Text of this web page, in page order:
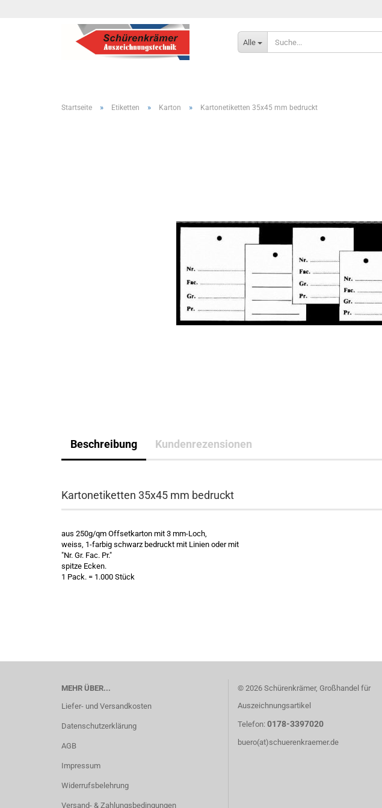
Alle
Startseite » Etiketten » Karton » Kartonetiketten 35x45 mm bedruckt
Beschreibung Kundenrezensionen
Kartonetiketten 35x45 mm bedruckt
aus 250g/qm Offsetkarton mit 3 mm-Loch,
weiss, 1-farbig schwarz bedruckt mit Linien oder mit
"Nr. Gr. Fac. Pr."
spitze Ecken.
1 Pack. = 1.000 Stück
MEHR ÜBER...
Liefer- und Versandkosten
Datenschutzerklärung
AGB
Impressum
Widerrufsbelehrung
Versand- & Zahlungsbedingungen
© 2026 Schürenkrämer, Großhandel für
Auszeichnungsartikel
Telefon: 0178-3397020
buero(at)schuerenkraemer.de